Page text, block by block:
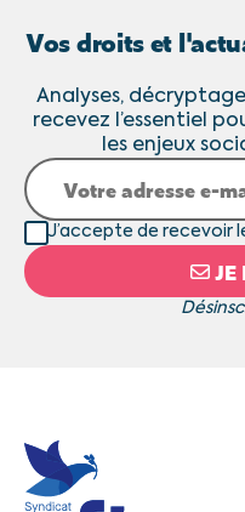
Vos droits et
Analyses,
recevez l’essentiel
les enjeux
JE
J’accepte de recevoir